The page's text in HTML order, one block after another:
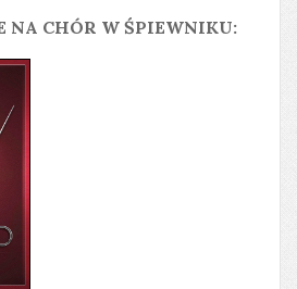
NA CHÓR W ŚPIEWNIKU: